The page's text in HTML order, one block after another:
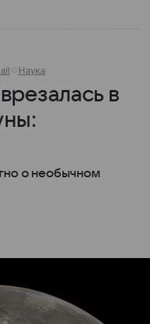
Наука
в
о необычном